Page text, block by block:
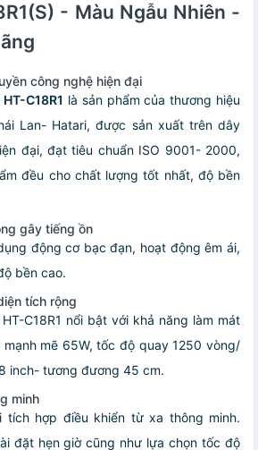
- Màu Ngẫu Nhiên -
công nghệ hiện đại
C18R1 là sản phẩm của thương hiệu
Lan- Hatari, được sản xuất trên dây
đại, đạt tiêu chuẩn ISO 9001- 2000,
đều cho chất lượng tốt nhất, độ bền
gây tiếng ồn
động cơ bạc đạn, hoạt động êm ái,
bền cao.
tích rộng
C18R1 nổi bật với khả năng làm mát
mạnh mẽ 65W, tốc độ quay 1250 vòng/
inch- tương đương 45 cm.
minh
tích hợp điều khiển từ xa thông minh.
đặt hẹn giờ cũng như lựa chọn tốc độ